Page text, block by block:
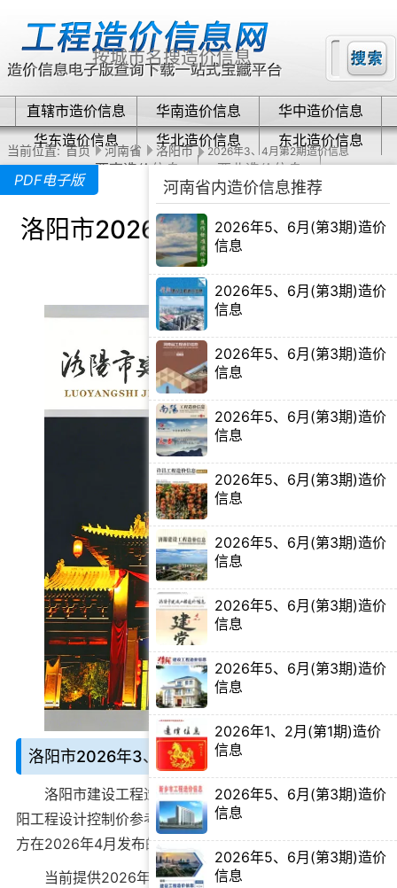
直辖市造价信息 华南造价信息
华中造价信息
华东造价信息
华北造价信息
东北造价信息
西南造价信息
西北造价信息
当前位置: 首页 河南省 洛阳市 2026年3、4月第2期造价信息
PDF电子版
洛阳市2026年3、4月第2期造价
信息下载
洛阳市2026年3、4月第2期造价信息说明：
洛阳市建设工程造价信息期刊别名洛阳造价期刊、洛
阳工程设计控制价参考，由洛阳市建设工程造价管理站官
方在2026年4月 发布的建筑材料价格信息。
当前提供2026年3、4月第2期洛阳市工程造价信息
河南省内造价信息推荐
2026年5、6月(第3期)造价
信息
2026年5、6月(第3期)造价
信息
2026年5、6月(第3期)造价
信息
2026年5、6月(第3期)造价
信息
2026年5、6月(第3期)造价
信息
2026年5、6月(第3期)造价
信息
2026年5、6月(第3期)造价
信息
2026年5、6月(第3期)造价
信息
2026年1、2月(第1期)造价
信息
2026年5、6月(第3期)造价
信息
2026年5、6月(第3期)造价
信息